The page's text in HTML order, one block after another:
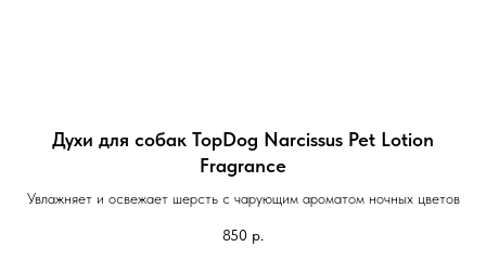
Духи для собак TopDog Narcissus Pet Lotion
Fragrance
Увлажняет и освежает шерсть с чарующим ароматом ночных цветов
850 р.